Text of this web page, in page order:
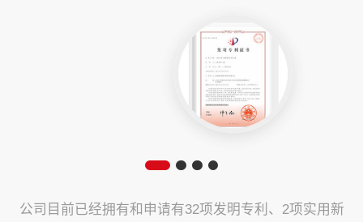
公司目前已经拥有和申请有32项发明专利、2项实用新